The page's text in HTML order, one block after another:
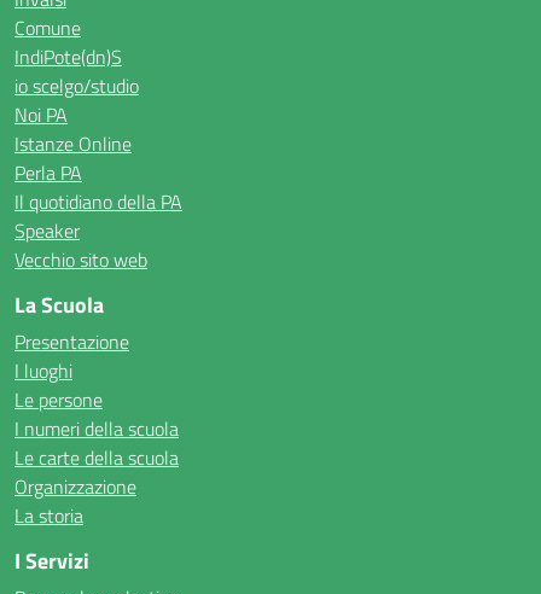
Comune
IndiPote(dn)S
io scelgo/studio
Noi PA
Istanze Online
Perla PA
Il quotidiano della PA
Speaker
Vecchio sito web
La Scuola
Presentazione
I luoghi
Le persone
I numeri della scuola
Le carte della scuola
Organizzazione
La storia
I Servizi